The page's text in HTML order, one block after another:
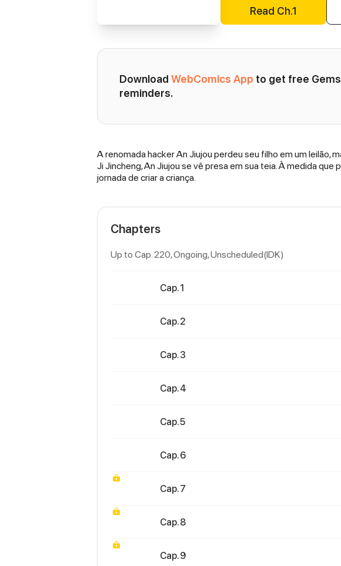
Read Ch.1
Download WebComics App to get free
reminders.
Synopsis
A renomada hacker An Jiujou perdeu seu filho em um leilão,
Ji Jincheng, An Jiujou se vê presa em sua teia. À medida
jornada de criar a criança.
Chapters
Up to Cap. 220, Ongoing, Unscheduled(IDK)
Cap. 1
Cap. 2
Cap. 3
Cap. 4
Cap. 5
Cap. 6
Cap. 7
Cap. 8
Cap. 9